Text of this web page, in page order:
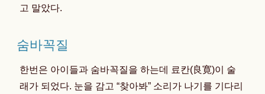
고 말았다.
숨바꼭질
한번은 아이들과 숨바꼭질을 하는데 료칸(良寛)이 술
래가 되었다. 눈을 감고 “찾아봐” 소리가 나기를 기다리